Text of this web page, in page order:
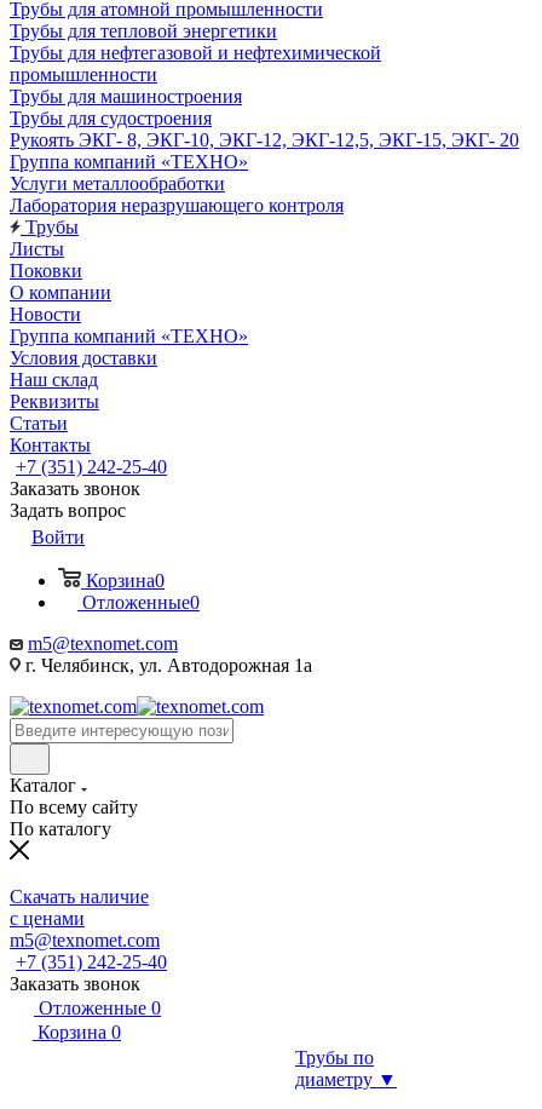
Трубы для атомной промышленности
Трубы для тепловой энергетики
Трубы для нефтегазовой и нефтехимической
промышленности
Трубы для машиностроения
Трубы для судостроения
Рукоять ЭКГ- 8, ЭКГ-10, ЭКГ-12, ЭКГ-12,5, ЭКГ-15, ЭКГ- 20
Группа компаний «ТЕХНО»
Услуги металлообработки
Лаборатория неразрушающего контроля
Трубы
Листы
Поковки
О компании
Новости
Группа компаний «ТЕХНО»
Условия доставки
Наш склад
Реквизиты
Статьи
Контакты
+7 (351) 242-25-40
Заказать звонок
Задать вопрос
Войти
Корзина0
Отложенные0
m5@texnomet.com
г. Челябинск, ул. Автодорожная 1а
Каталог
По всему сайту
По каталогу
Скачать наличие
с ценами
m5@texnomet.com
+7 (351) 242-25-40
Заказать звонок
Отложенные 0
Корзина 0
Трубы по
диаметру ▼